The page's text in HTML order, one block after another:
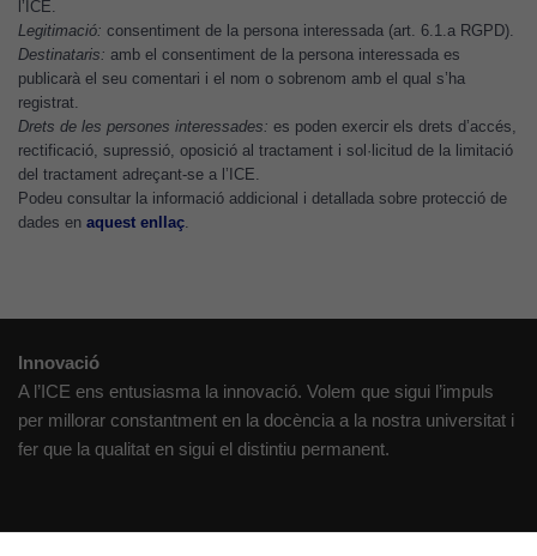
l’ICE.
Legitimació: consentiment de la persona interessada (art. 6.1.a RGPD).
Destinataris: amb el consentiment de la persona interessada es
publicarà el seu comentari i el nom o sobrenom amb el qual s’ha
registrat.
Drets de les persones interessades: es poden exercir els drets d’accés,
rectificació, supressió, oposició al tractament i sol·licitud de la limitació
del tractament adreçant-se a l’ICE.
Podeu consultar la informació addicional i detallada sobre protecció de
dades en aquest enllaç
Innovació
A l’ICE ens entusiasma la innovació. Volem que sigui l’impuls
per millorar constantment en la docència a la nostra universitat i
fer que la qualitat en sigui el distintiu permanent.
Cookies
d'anàlisi
Utilitzem
Google
per tal que
funció de
com aquest
lloc web